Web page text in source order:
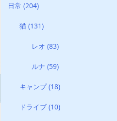
日常 (204)
猫(131)
レオ (83)
ルナ (59)
キャンプ(18)
ドライブ(10)